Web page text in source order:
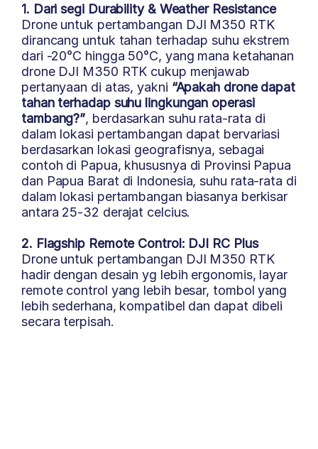
1. Dari segi Durability & Weather Resistance
Drone untuk pertambangan DJI M350 RTK
dirancang untuk tahan terhadap suhu ekstrem
dari -20°C hingga 50°C, yang mana ketahanan
drone DJI M350 RTK cukup menjawab
pertanyaan di atas, yakni “Apakah drone dapat
tahan terhadap suhu lingkungan operasi
tambang?”, berdasarkan suhu rata-rata di
dalam lokasi pertambangan dapat bervariasi
berdasarkan lokasi geografisnya, sebagai
contoh di Papua, khususnya di Provinsi Papua
dan Papua Barat di Indonesia, suhu rata-rata di
dalam lokasi pertambangan biasanya berkisar
antara 25-32 derajat celcius.
2. Flagship Remote Control: DJI RC Plus
Drone untuk pertambangan DJI M350 RTK
hadir dengan desain yg lebih ergonomis, layar
remote control yang lebih besar, tombol yang
lebih sederhana, kompatibel dan dapat dibeli
secara terpisah.